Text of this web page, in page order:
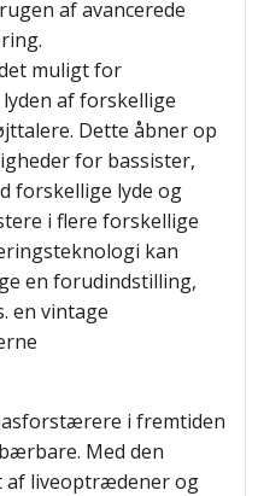
af avancerede
muligt for
af forskellige
Dette åbner op
for bassister,
forskellige lyde og
i flere forskellige
kan
en forudindstilling,
en vintage
i fremtiden
Med den
af liveoptrædener og